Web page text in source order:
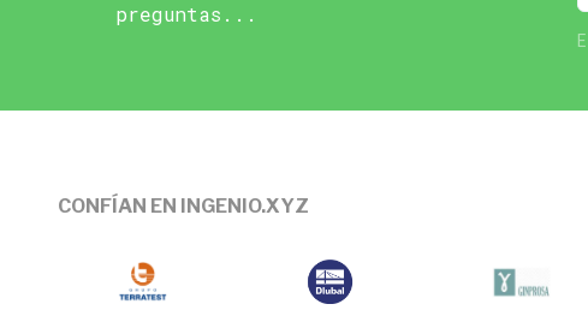
preguntas...
CONFÍAN EN INGENIO.XYZ